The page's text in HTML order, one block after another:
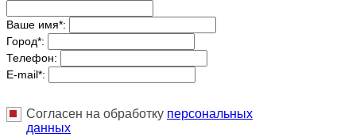
Ваше имя*:
Город*:
Телефон:
E-mail*:
Согласен на обработку персональныx
данных